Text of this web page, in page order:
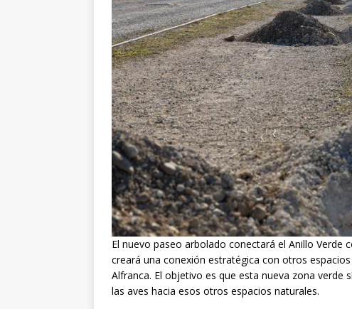
El nuevo paseo arbolado conectará el Anillo Verde
creará una conexión estratégica con otros
Alfranca. El objetivo es que esta nueva zona verde
las aves hacia esos otros espacios naturales.